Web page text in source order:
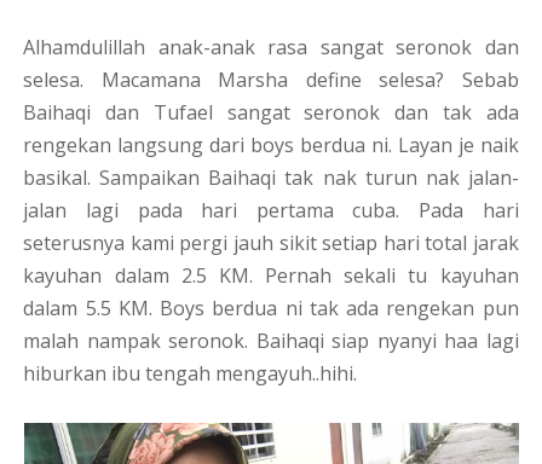
Alhamdulillah anak-anak rasa sangat seronok dan
selesa. Macamana Marsha define selesa? Sebab
Baihaqi dan Tufael sangat seronok dan tak ada
rengekan langsung dari boys berdua ni. Layan je naik
basikal. Sampaikan Baihaqi tak nak turun nak jalan-
jalan lagi pada hari pertama cuba. Pada hari
seterusnya kami pergi jauh sikit setiap hari total jarak
kayuhan dalam 2.5 KM. Pernah sekali tu kayuhan
dalam 5.5 KM. Boys berdua ni tak ada rengekan pun
malah nampak seronok. Baihaqi siap nyanyi haa lagi
hiburkan ibu tengah mengayuh..hihi.